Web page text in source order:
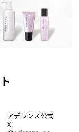
アデランス公式
X